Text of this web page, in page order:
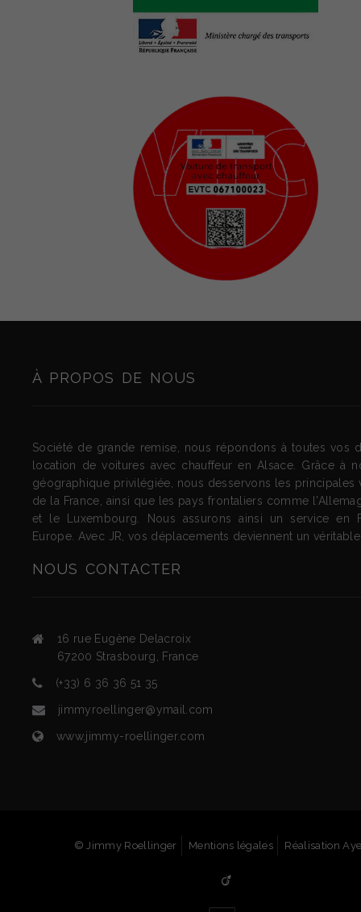
À PROPOS DE NOUS
Société de grande remise, nous répondons à toutes vos
location de voitures avec chauffeur en Alsace. Grâce à
géographique privilégiée, nous desservons les principales
de la France, ainsi que les pays frontaliers comme
et le Luxembourg. Nous assurons ainsi un service en
Europe. Avec JR, vos déplacements deviennent un
NOUS CONTACTER
16 rue Eugène Delacroix
67200 Strasbourg France
(+33) 6 36 36 51 35
jimmyroellinger@ymail.com
www.jimmy-roellinger.com
© Jimmy Roellinger Mentions légales Réalisation